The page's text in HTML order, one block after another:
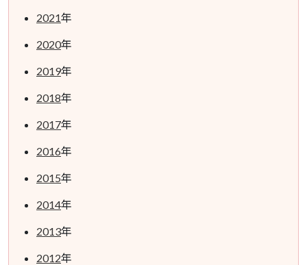
2021年
2020年
2019年
2018年
2017年
2016年
2015年
2014年
2013年
2012年